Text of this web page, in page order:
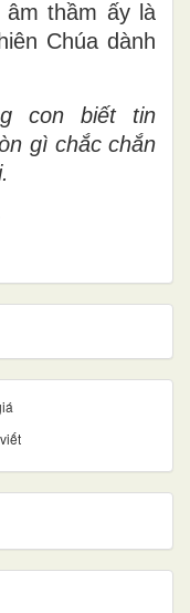
thầm ấy là
Chúa dành
con biết tin
gì chắc chắn